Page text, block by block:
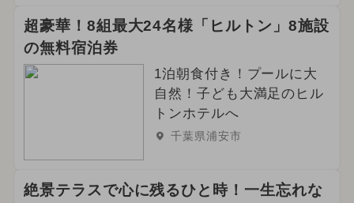
超豪華！8組最大24名様「ヒルトン」8施設
の無料宿泊券
1泊朝食付き！プールに大
自然！子ども大満足のヒル
トンホテルへ
千葉県浦安市
絶景テラスで心に残るひと時！一生忘れな